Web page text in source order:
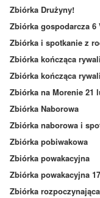
Zbiórka Drużyny!
Zbiórka gospodarcza 6
Zbiórka i spotkanie z
Zbiórka kończąca
Zbiórka kończąca
Zbiórka na Morenie 21
Zbiórka Naborowa
Zbiórka naborowa i
Zbiórka pobiwakowa
Zbiórka powakacyjna
Zbiórka powakacyjna
Zbiórka